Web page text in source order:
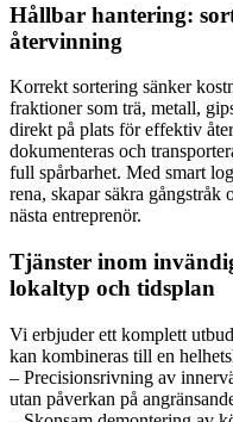
Hållbar hantering:
återvinning
Korrekt sortering sänker
fraktioner som trä, metall,
direkt på plats för effektiv
dokumenteras och
full spårbarhet. Med smart
rena, skapar säkra gångstråk
nästa entreprenör.
Tjänster inom
lokaltyp och tidsplan
Vi erbjuder ett komplett
kan kombineras till en
– Precisionsrivning av
utan påverkan på